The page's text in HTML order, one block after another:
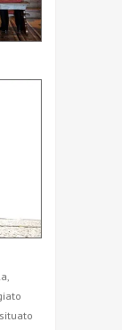
, situato